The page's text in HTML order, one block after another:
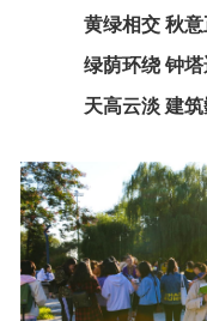
黄绿相交 秋
绿荫环绕 钟
天高云淡 建